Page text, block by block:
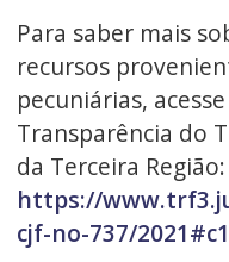
Para saber mais
recursos
pecuniárias,
Transparência do
da Terceira Região:
https://
cjf-no-737/